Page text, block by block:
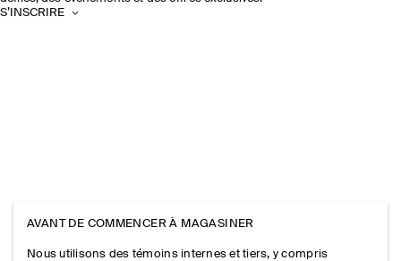
S’INSCRIRE
AVANT DE COMMENCER À MAGASINER
Nous utilisons des témoins internes et tiers, y compris